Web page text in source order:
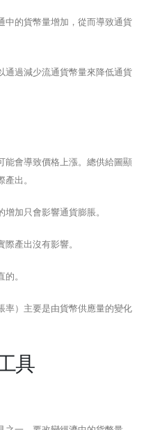
中的貨幣量增加，從而導致通貨
通過減少流通貨幣量來降低通貨
能會導致價格上漲。總供給圖顯
出。
加只會影響通貨膨脹。
產出沒有影響。
。
率）主要是由貨幣供應量的變化
具